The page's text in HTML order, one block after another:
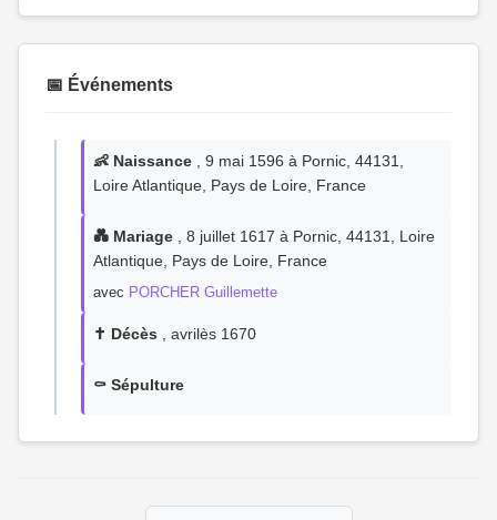
📅 Événements
👶 Naissance , 9 mai 1596 à Pornic, 44131,
Loire Atlantique, Pays de Loire, France
💑 Mariage , 8 juillet 1617 à Pornic, 44131, Loire
Atlantique, Pays de Loire, France
avec PORCHER Guillemette
✝️ Décès , avrilès 1670
⚰️ Sépulture